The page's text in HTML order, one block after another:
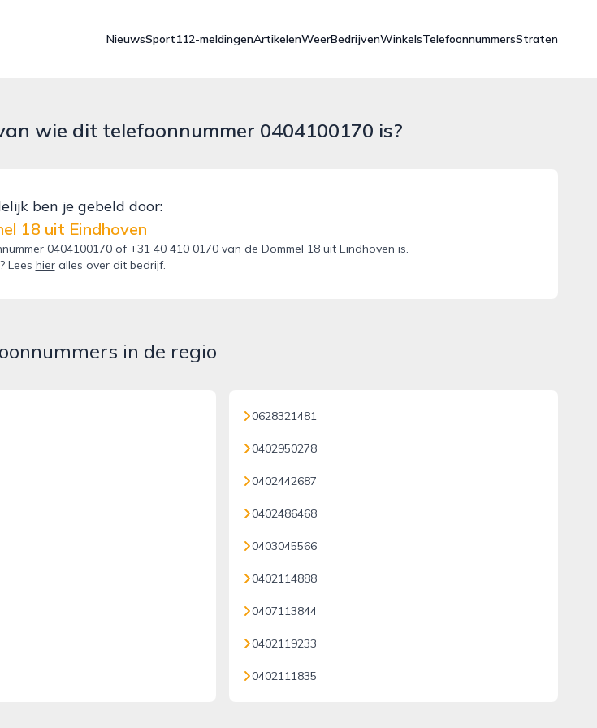
NieuwsSport112-meldingenArtikelenWeerBedrijvenWinkelsTelefoonnummersStraten
wie dit telefoonnummer 0404100170 is?
ben je gebeld door:
18 uit Eindhoven
0404100170 of +31 40 410 0170 van de Dommel 18 uit Eindhoven is.
Lees hieralles over dit bedrijf.
in de regio
0628321481
0402950278
0402442687
0402486468
0403045566
0402114888
0407113844
0402119233
0402111835